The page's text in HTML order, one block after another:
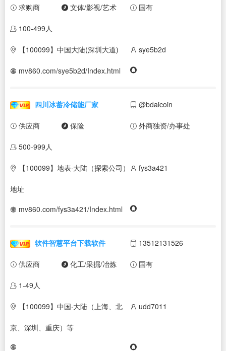
求购商 文体/影视/艺术 国有
100-499人
【100099】中国大陆(深圳大道) sye5b2d
mv860.com/sye5b2d/Index.html
四川冰蓄冷储能厂家 @bdaicoin
供应商 保险 外商独资/办事处
500-999人
【100099】地表·大陆（探索公司）
地址
fys3a421
mv860.com/fys3a421/Index.html
软件智慧平台下载软件 13512131526
供应商 化工/采掘/冶炼 国有
1-49人
【100099】中国·大陆（上海、北
京、深圳、重庆）等
udd7011